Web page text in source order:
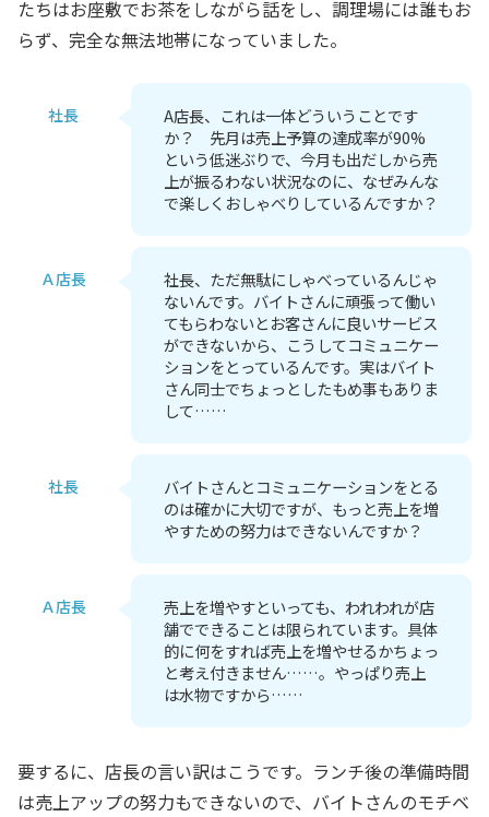
たちはお座敷でお茶をしながら話をし、調理場には誰もお
らず、完全な無法地帯になっていました。
社長
A店長、これは一体どういうことです
か？ 先月は売上予算の達成率が90%
という低迷ぶりで、今月も出だしから売
上が振るわない状況なのに、なぜみんな
で楽しくおしゃべりしているんですか？
Ａ店長
社長、ただ無駄にしゃべっているんじゃ
ないんです。バイトさんに頑張って働い
てもらわないとお客さんに良いサービス
ができないから、こうしてコミュニケー
ションをとっているんです。実はバイト
さん同士でちょっとしたもめ事もありま
して……
社長
バイトさんとコミュニケーションをとる
のは確かに大切ですが、もっと売上を増
やすための努力はできないんですか？
Ａ店長
売上を増やすといっても、われわれが店
舗でできることは限られています。具体
的に何をすれば売上を増やせるかちょっ
と考え付きません……。やっぱり売上
は水物ですから……
要するに、店長の言い訳はこうです。ランチ後の準備時間
は売上アップの努力もできないので、バイトさんのモチベ